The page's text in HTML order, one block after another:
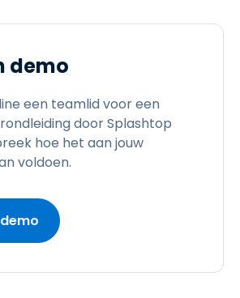
demo
een teamlid voor een
door Splashtop
hoe het aan jouw
voldoen.